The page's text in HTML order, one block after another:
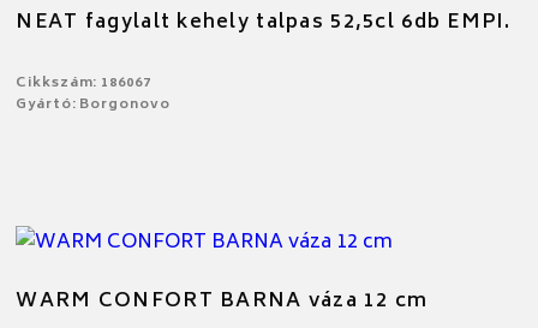
NEAT fagylalt kehely talpas 52,5cl 6db EMPI.
Cikkszám: 186067
Gyártó: Borgonovo
WARM CONFORT BARNA váza 12 cm